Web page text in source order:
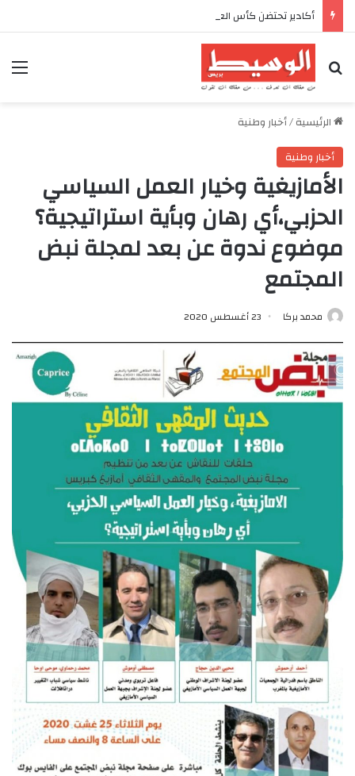
بحث عن
الرئيسية/أخبار وطنية
أخبار وطنية
الأمازيغية وخيار العمل السياسي
الحزبي،أي رهان وبأية استراتيجية؟
موضوع ندوة عن بعد لمجلة نبض
المجتمع
محمد بركا 23 أغسطس 2020